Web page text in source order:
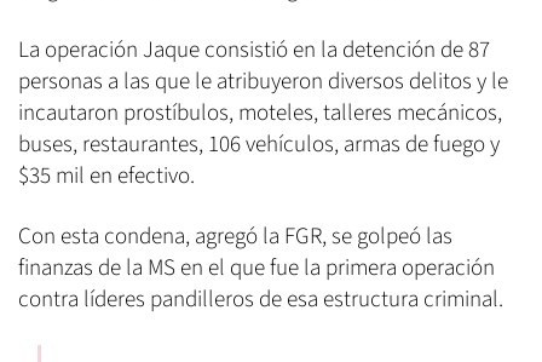
La operación Jaque consistió en la detención de 87
personas a las que le atribuyeron diversos delitos y le
incautaron prostíbulos, moteles, talleres mecánicos,
buses, restaurantes, 106 vehículos, armas de fuego y
$35 mil en efectivo.
Con esta condena, agregó la FGR, se golpeó las
finanzas de la MS en el que fue la primera operación
contra líderes pandilleros de esa estructura criminal.